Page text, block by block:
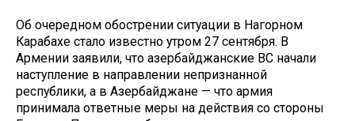
Об очередном обострении ситуации в Нагорном
Карабахе стало известно утром 27 сентября. В
Армении заявили, что азербайджанские ВС начали
наступление в направлении непризнанной
республики, а в Азербайджане — что армия
принимала ответные меры на действия со стороны